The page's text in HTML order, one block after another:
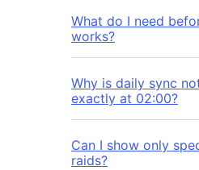
What do I need
works?
Why is daily sync
exactly at 02:00?
Can I show only
raids?